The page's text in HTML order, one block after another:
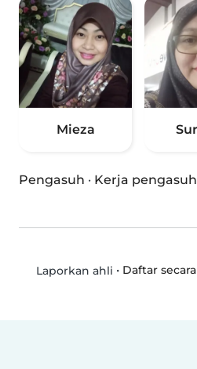
Mieza
Pengasuh · Kerja pengasuh
Laporkan ahli • Daftar